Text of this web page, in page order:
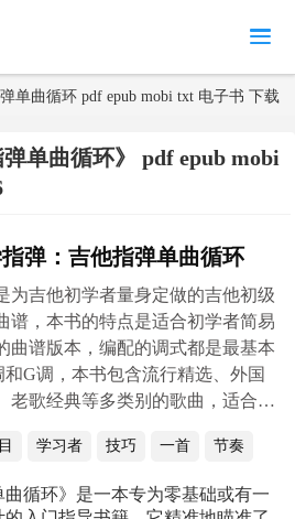
MENU
单曲循环 pdf epub mobi txt 电子书 下载
弹单曲循环》 pdf epub mobi
弹：吉他指弹单曲循环
为吉他初学者量身定做的吉他初级
谱，本书的特点是适合初学者简易
曲谱版本，编配的调式都是最基本
和G调，本书包含流行精选、外国
老歌经典等多类别的歌曲，适合各
学习者 技巧 一首 节奏
曲循环》是一本专为零基础或有一